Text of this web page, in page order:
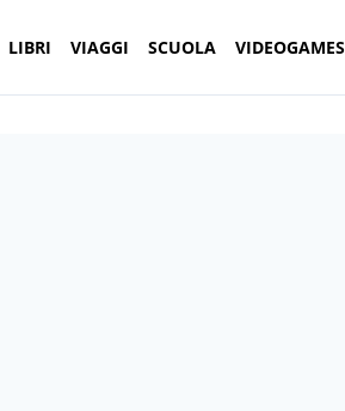
LIBRI VIAGGI SCUOLA VIDEOGAMES